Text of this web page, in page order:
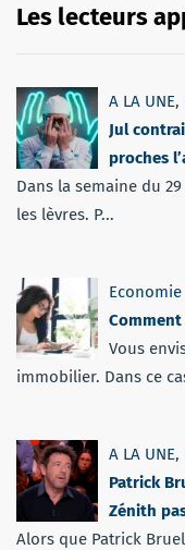
Les lecteurs
A LA UNE,
Jul
proches
Dans la semaine du
les lèvres. P...
Economie
Comment
Vous
immobilier. Dans ce
A LA UNE,
Patrick
Zénith
Alors que Patrick